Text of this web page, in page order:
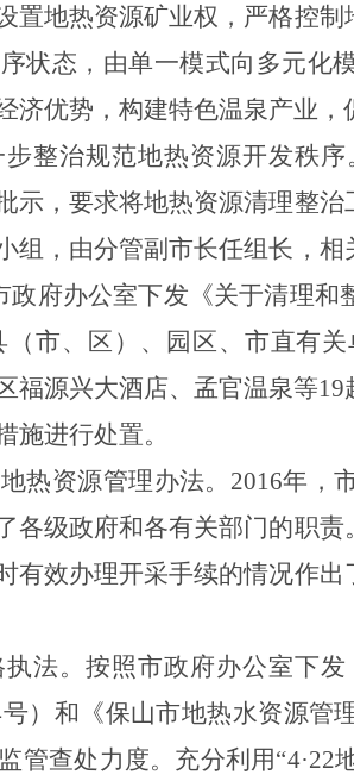
置地热资源矿业权，严格控
状态，由单一模式向多元化
济优势，构建特色温泉产业，
步整治规范地热资源开发秩序
示，要求将地热资源清理整
组，由分管副市长任组长，
政府办公室下发《关于清理
市、区）、园区、市直有
福源兴大酒店、孟官温泉等19
施进行处置。
热资源管理办法。 2016年，
各级政府和各有关部门的职
有效办理开采手续的情况作
执法。按照市政府办公室下
号）和《保山市地热水资源管
管查处力度。充分利用“4·22